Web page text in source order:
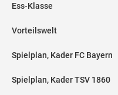
Ess-Klasse
Vorteilswelt
Spielplan, Kader FC Bayern
Spielplan, Kader TSV 1860